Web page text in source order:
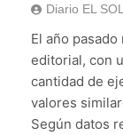
Diario EL SOL
El año
editorial, con
cantidad de
valores
Según datos